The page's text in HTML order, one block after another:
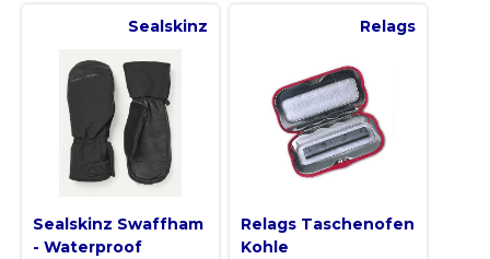
Sealskinz
Sealskinz Swaffham
- Waterproof
Relags
Relags Taschenofen
Kohle